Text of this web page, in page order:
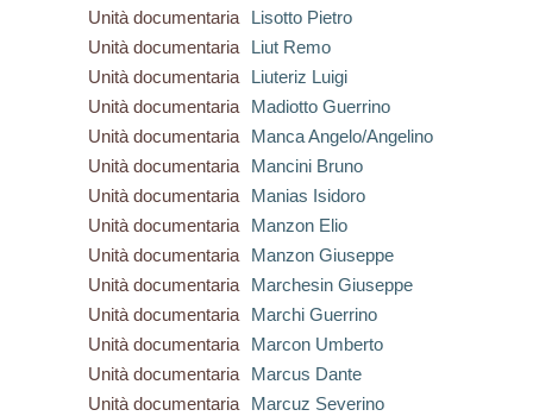
Unità documentaria
Lisotto Pietro
Unità documentaria
Liut Remo
Unità documentaria
Liuteriz Luigi
Unità documentaria
Madiotto Guerrino
Unità documentaria
Manca Angelo/Angelino
Unità documentaria
Mancini Bruno
Unità documentaria
Manias Isidoro
Unità documentaria
Manzon Elio
Unità documentaria
Manzon Giuseppe
Unità documentaria
Marchesin Giuseppe
Unità documentaria
Marchi Guerrino
Unità documentaria
Marcon Umberto
Unità documentaria
Marcus Dante
Unità documentaria
Marcuz Severino